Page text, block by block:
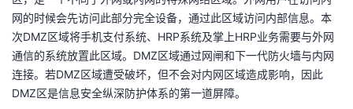
支
持
声
建
议
网的时候会先访问此部分完全设备，通过此区域访问内部信息。本
次DMZ区域将手机支付系统、HRP系统及掌上HRP业务需要与外网
通信的系统放置此区域。DMZ区域通过网闸和下一代防火墙与内网
连接。若DMZ区域遭受破坏，但不会对内网区域造成影响，因此
DMZ区是信息安全纵深防护体系的第一道屏障。